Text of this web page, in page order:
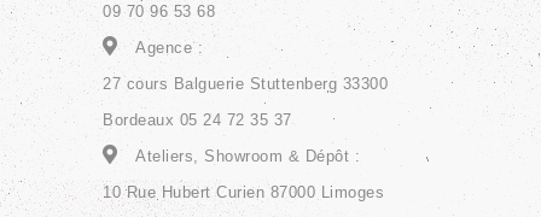
09 70 96 53 68
Agence :
27 cours Balguerie Stuttenberg 33300
Bordeaux 05 24 72 35 37
Ateliers, Showroom & Dépôt :
10 Rue Hubert Curien 87000 Limoges